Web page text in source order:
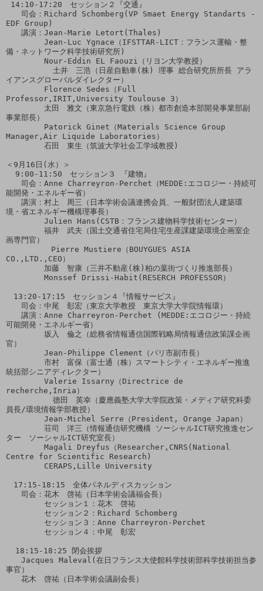
司会：Richard Schomberg(VP Smaet Energy Standarts -
EDF Group)
講演：Jean-Marie Letort(Thales)
Jean-Luc Ygnace（IFSTTAR-LICT：フランス運輸・整
備・ネットワーク科学技術研究所)
Nour-Eddin EL Faouzi（リヨン大学教授）
イアンスグローバルダイレクター）
Florence Sedes（Full
Professor,IRIT,University Toulouse 3）
太田　雅文（東京急行電鉄（株）都市創造本部開発事業部副
事業部長）
Patorick Ginet（Materials Science Group
Manager,Air Liquide Laboratories）
石田　東生（筑波大学社会工学域教授)
＜9月16日(水）＞
司会：Anne Charreyron-Perchet（MEDDE:エコロジー・持続可
能開発・エネルギー省）
講演：村上　周三（日本学術会議連携会員、一般財団法人建築環
境・省エネルギー機構理事長）
Julien Hans(CSTB：フランス建物科学技術センター）
福井　武夫（国土交通省住宅局住宅生産課建築環境企画室企
画専門官）
CO.,LTD.,CEO）
加藤　智康（三井不動産(株)柏の葉街づくり推進部長）
Monssef Drissi-Habit(RESERCH PROFESSOR）
13:20-17:15　セッション４『情報サービス』
司会：中尾　彰宏（東京大学教授　東京大学大学院情報環）
講演：Anne Charreyron-Perchet (MEDDE:エコロジー・持続
可能開発・エネルギー省）
坂入　倫之（総務省情報通信国際戦略局情報通信政策課企画
官）
Jean-Philippe Clement（パリ市副市長）
市村　富保（富士通（株）スマートシティ・エネルギー推進
統括部シニアディレクター）
Valerie Issarny（Directrice de
recherche,Inria）
員長/環境情報学部教授）
Jean-Michel Serre（President, Orange Japan）
荘司　洋三（情報通信研究機構 ソーシャルICT研究推進セン
ター　ソーシャルICT研究室長）
Magali Dreyfus（Researcher,CNRS(National
Centre for Scientific Research)
CERAPS,Lille University
17:15-18:15　全体パネルディスカッション
司会：花木　啓祐（日本学術会議福会長）
セッション１：花木　啓祐
セッション２：Richard Schomberg
セッション３：Anne Charreyron-Perchet
セッション４：中尾　彰宏
Jacques Maleval(在日フランス大使館科学技術部科学技術担当参
事官）
花木　啓祐（日本学術会議副会長）